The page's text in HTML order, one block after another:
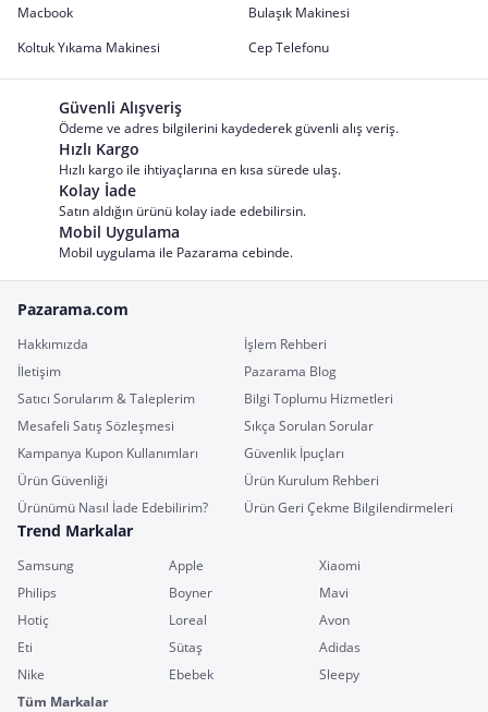
Macbook
Bulaşık Makinesi
Koltuk Yıkama Makinesi
Cep Telefonu
Güvenli Alışveriş
Ödeme ve adres bilgilerini kaydederek güvenli alış veriş.
Hızlı Kargo
Hızlı kargo ile ihtiyaçlarına en kısa sürede ulaş.
Kolay İade
Satın aldığın ürünü kolay iade edebilirsin.
Mobil Uygulama
Mobil uygulama ile Pazarama cebinde.
Pazarama.com
Hakkımızda
İşlem Rehberi
İletişim
Pazarama Blog
Satıcı Sorularım & Taleplerim
Bilgi Toplumu Hizmetleri
Mesafeli Satış Sözleşmesi
Sıkça Sorulan Sorular
Kampanya Kupon Kullanımları
Güvenlik İpuçları
Ürün Güvenliği
Ürün Kurulum Rehberi
Ürünümü Nasıl İade Edebilirim?
Ürün Geri Çekme Bilgilendirmeleri
Trend Markalar
Samsung Apple
Xiaomi
Philips
Boyner
Mavi
Hotiç
Loreal
Avon
Eti
Sütaş
Adidas
Nike
Ebebek
Sleepy
Tüm Markalar